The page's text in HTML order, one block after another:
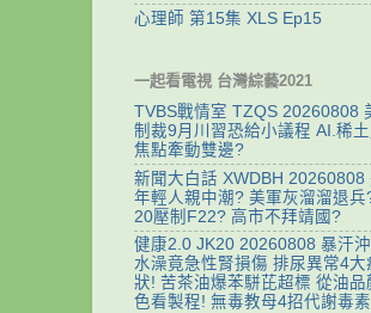
心理師 第15集 XLS Ep15
一起看電視 台灣綜藝2021
TVBS戰情室 TZQS 20260808
制裁9月川習恐給小議程 AI.稀
焦點牽動雙邊?
新聞大白話 XWDBH 20260808
年輕人親中潮? 美軍灰溜溜退兵
20壓制F22? 高市不拜靖國?
健康2.0 JK20 20260808 暴汗
水澡竟急性腎損傷 排尿異常4大
狀! 苦茶油爆苯駢芘超標 從油品
色看製程! 無毒教母4招代謝毒